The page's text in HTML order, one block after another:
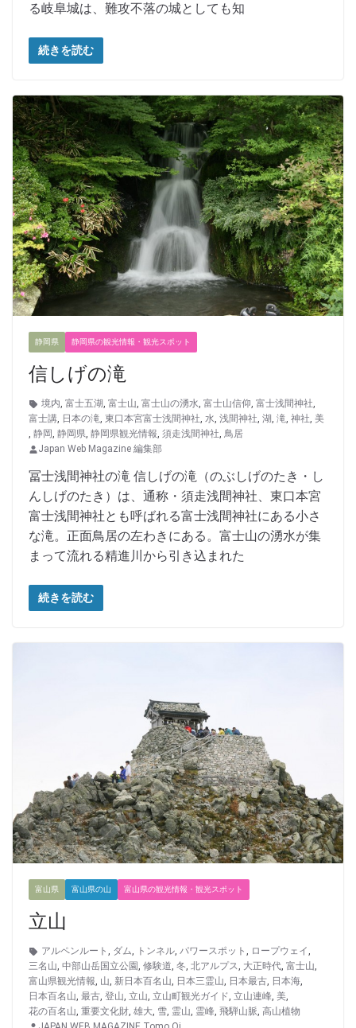
る岐阜城は、難攻不落の城としても知
続きを読む
静岡県 静岡県の観光情報・観光スポット
信しげの滝
境内, 富士五湖, 富士山, 富士山の湧水, 富士山信仰, 富士浅間神社,
富士講, 日本の滝, 東口本宮富士浅間神社, 水, 浅間神社, 湖, 滝, 神社, 美
, 静岡, 静岡県, 静岡県観光情報, 須走浅間神社, 鳥居
Japan Web Magazine 編集部
冨士浅間神社の滝 信しげの滝（のぶしげのたき・し
んしげのたき）は、通称・須走浅間神社、東口本宮
富士浅間神社とも呼ばれる富士浅間神社にある小さ
な滝。正面鳥居の左わきにある。富士山の湧水が集
まって流れる精進川から引き込まれた
続きを読む
富山県 富山県の山 富山県の観光情報・観光スポット
立山
アルペンルート , ダム, トンネル, パワースポット , ロープウェイ,
三名山, 中部山岳国立公園, 修験道, 冬, 北アルプス, 大正時代, 富士山,
富山県観光情報, 山, 新日本百名山, 日本三霊山, 日本最古, 日本海,
日本百名山, 最古, 登山, 立山, 立山町観光ガイド, 立山連峰, 美,
花の百名山, 重要文化財, 雄大, 雪, 霊山, 霊峰, 飛騨山脈, 高山植物